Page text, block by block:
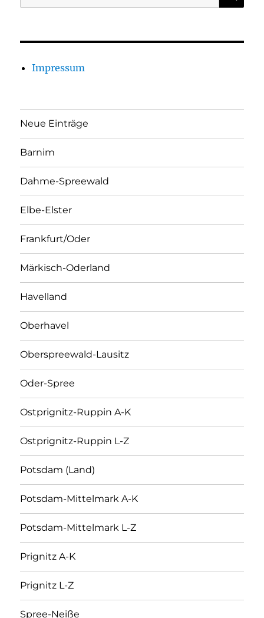
nach:
Impressum
Neue Einträge
Barnim
Dahme-Spreewald
Elbe-Elster
Frankfurt/Oder
Märkisch-Oderland
Havelland
Oberhavel
Oberspreewald-Lausitz
Oder-Spree
Ostprignitz-Ruppin A-K
Ostprignitz-Ruppin L-Z
Potsdam (Land)
Potsdam-Mittelmark A-K
Potsdam-Mittelmark L-Z
Prignitz A-K
Prignitz L-Z
Spree-Neiße